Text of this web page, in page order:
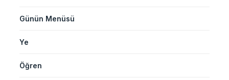
Günün Menüsü
Ye
Öğren